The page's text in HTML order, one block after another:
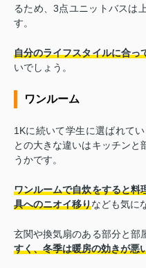
るため、3点ユニットバスは
す。
自分のライフスタイルに合っ
いでしょう。
ワンルーム
1Kに続いて学生に選ばれて
との大きな違いはキッチンと
うかです。
ワンルームで自炊をすると料
具へのニオイ移りなども気に
玄関や換気扇のある部分と部
すく、冬季は暖房の効きが悪